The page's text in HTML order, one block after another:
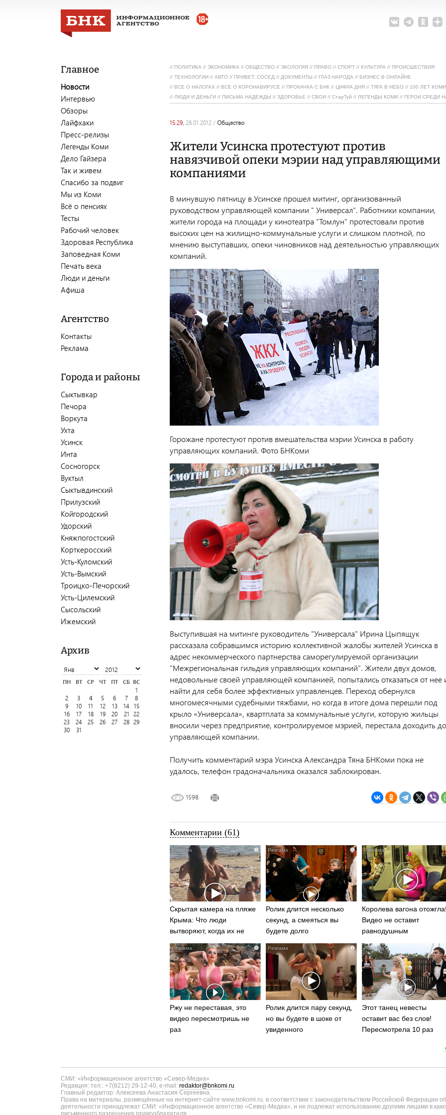
Главное
Новости
Интервью
Обзоры
Лайфхаки
Пресс-релизы
Легенды Коми
Дело Гайзера
Так и живем
Спасибо за подвиг
Мы из Коми
Всё о пенсиях
Тесты
Рабочий человек
Здоровая Республика
Заповедная Коми
Печать века
Люди и деньги
Афиша
Агентство
Контакты
Реклама
Города и районы
Сыктывкар
Печора
Воркута
Ухта
Усинск
Инта
Сосногорск
Вуктыл
Сыктывдинский
Прилузский
Койгородский
Удорский
Княжпогостский
Корткеросский
Усть-Куломский
Усть-Вымский
Троицко-Печорский
Усть-Цилемский
Сысольский
Ижемский
Архив
ПН ВТ СР ЧТ ПТ СБ ВС
1
2
3 4 5 6 7
8
9
10 11 12 13 14 15
16
17 18 19 20 21 22
23
24 25 26 27 28 29
30
31
// ПОЛИТИКА // ЭКОНОМИКА // ОБЩЕСТВО // ЭКОЛОГИЯ // ПРАВО // СПОРТ // КУЛЬТУРА // ПРОИСШЕСТВИЯ
// ТЕХНОЛОГИИ // АВТО // ПРИВЕТ, СОСЕД // ДОКУМЕНТЫ // ГЛАЗ НАРОДА // БИЗНЕС В ОНЛАЙНЕ
// ВСЕ О НАЛОГАХ // ВСЕ О КОРОНАВИРУСЕ // ПРОКАЧКА С БНК // ЦИФРА ДНЯ // ТЯГА В НЕБО // 100 ЛЕТ КОМИ
// ЛЮДИ И ДЕНЬГИ // ПИСЬМА НАДЕЖДЫ // ЗДОРОВЬЕ // СВОИ // СтарТуй // ЛЕГЕНДЫ КОМИ // ГЕРОИ СРЕДИ
15:29, 28.01.2012 / общество
Жители Усинска протестуют против
навязчивой опеки мэрии над управляющими
компаниями
В минувшую пятницу в Усинске прошел митинг, организованный
руководством управляющей компании " Универсал". Работники компании,
жители города на площади у кинотеатра "Томлун" протестовали против
высоких цен на жилищно-коммунальные услуги и слишком плотной, по
мнению выступавших, опеки чиновников над деятельностью управляющих
компаний.
Горожане протестуют против вмешательства мэрии Усинска в работу
управляющих компаний. Фото БНКоми
Выступившая на митинге руководитель "Универсала" Ирина Цыпящук
рассказала собравшимся историю коллективной жалобы жителей Усинска в
адрес некоммерческого партнерства саморегулируемой организации
"Межрегиональная гильдия управляющих компаний". Жители двух домов,
недовольные своей управляющей компанией, попытались отказаться от нее
найти для себя более эффективных управленцев. Переход обернулся
многомесячными судебными тяжбами, но когда в итоге дома перешли под
крыло «Универсала», квартплата за коммунальные услуги, которую жильцы
вносили через предприятие, контролируемое мэрией, перестала доходить до
управляющей компании.
Получить комментарий мэра Усинска Александра Тяна БНКоми пока не
удалось, телефон градоначальника оказался заблокирован.
1598
Комментарии (61)
i
Скрытая камера на пляже
Крыма: Что люди
вытворяют, когда их не
видят...
i
Ролик длится несколько
секунд, а смеяться вы
будете долго
Королева вагона отожгла!
Видео не оставит
равнодушным
i
Ржу не переставая, это
видео пересмотришь не
раз
i
Ролик длится пару секунд,
но вы будете в шоке от
увиденного
Этот танец невесты
оставит вас без слов!
Пересмотрела 10 раз
СМИ: «Информационное агентство «Север-Медиа»
Редакция: тел.: +7(8212) 29-12-40, e-mail: redaktor@bnkomi.ru
Главный редактор: Алексеева Анастасия Сергеевна.
Права на материалы, размещённые на интернет-сайте www.bnkomi.ru, в соответствии с законодательством Российской Федерации
деятельности принадлежат СМИ: «Информационное агентство «Север-Медиа», и не подлежат использованию другими лицами в
письменного разрешения правообладателя.